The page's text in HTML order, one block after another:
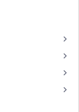
keyboard_arrow_right
keyboard_arrow_right
keyboard_arrow_right
keyboard_arrow_right